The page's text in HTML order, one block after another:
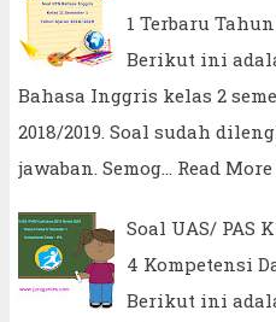
1 Terbaru Tahun
Berikut ini
Bahasa Inggris kelas 2
2018/2019. Soal sudah
jawaban. Semog…
Read More
Soal UAS/ PAS
4 Kompetensi
Berikut ini